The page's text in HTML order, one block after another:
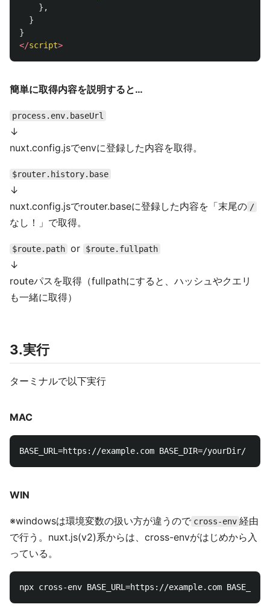
},
}
}
</script>
簡単に取得内容を説明すると…
process.env.baseUrl
↓
nuxt.config.jsでenvに登録した内容を取得。
$router.history.base
↓
nuxt.config.jsでrouter.baseに登録した内容を「末尾の /
なし！」で取得。
$route.path or $route.fullpath
↓
routeパスを取得（fullpathにすると、ハッシュやクエリ
も一緒に取得）
3.実行
ターミナルで以下実行
MAC
WIN
※windowsは環境変数の扱い方が違うので cross-env 経由
で行う。nuxt.js(v2)系からは、cross-envがはじめから入
っている。